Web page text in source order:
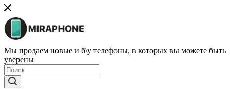
Мы продаем новые и б\у телефоны, в которых вы можете быть
уверены